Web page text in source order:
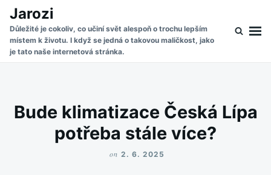
Skip
content
Search
for:
Jarozi
Důležité je cokoliv, co učiní svět alespoň o trochu lepším
místem k životu. I když se jedná o takovou maličkost, jako
je tato naše internetová stránka.
Bude klimatizace Česká Lípa
potřeba stále více?
on 2. 6. 2025